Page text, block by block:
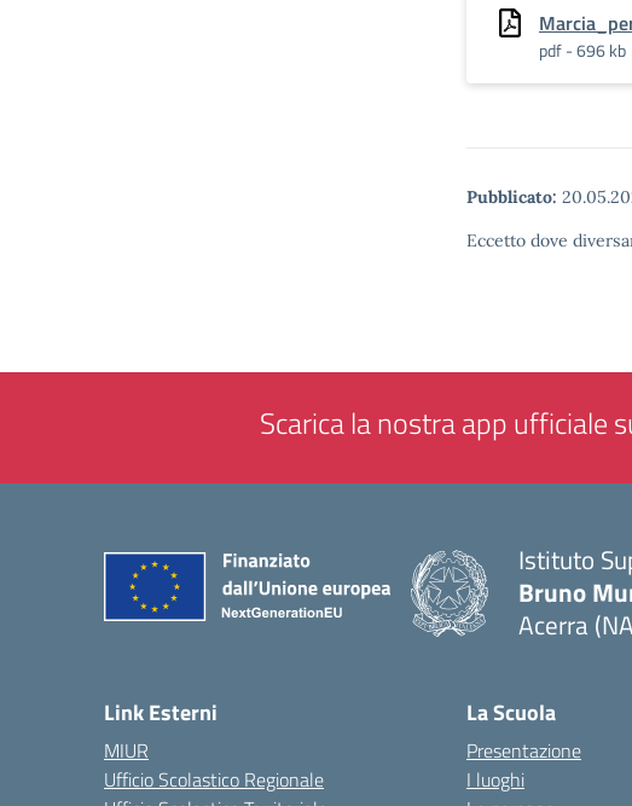
pdf - 696 kb
Pubblicato:
Eccetto dove
Scarica la nostra app ufficiale
Istituto
Bruno
Acerra
Link Esterni
MIUR
Ufficio Scolastico Regionale
La Scuola
Presentazione
I luoghi